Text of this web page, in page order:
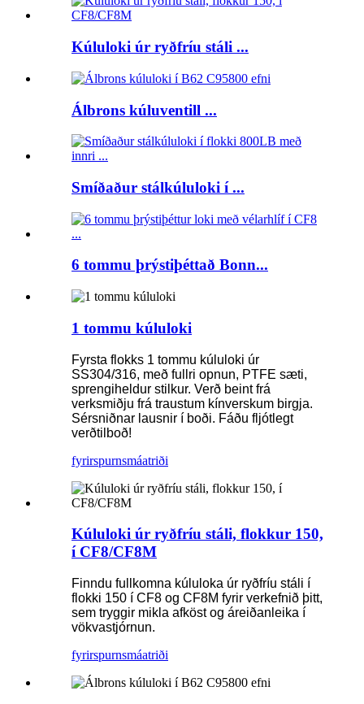
Kúluloki úr ryðfríu stáli ...
Álbrons kúluventill ...
Smíðaður stálkúluloki í ...
6 tommu þrýstiþéttað Bonn...
1 tommu kúluloki
Fyrsta flokks 1 tommu kúluloki úr
SS304/316, með fullri opnun, PTFE sæti,
sprengiheldur stilkur. Verð beint frá
verksmiðju frá traustum kínverskum birgja.
Sérsniðnar lausnir í boði. Fáðu fljótlegt
verðtilboð!
fyrirspurnsmáatriði
Kúluloki úr ryðfríu stáli, flokkur 150,
í CF8/CF8M
Finndu fullkomna kúluloka úr ryðfríu stáli í
flokki 150 í CF8 og CF8M fyrir verkefnið þitt,
sem tryggir mikla afköst og áreiðanleika í
vökvastjórnun.
fyrirspurnsmáatriði